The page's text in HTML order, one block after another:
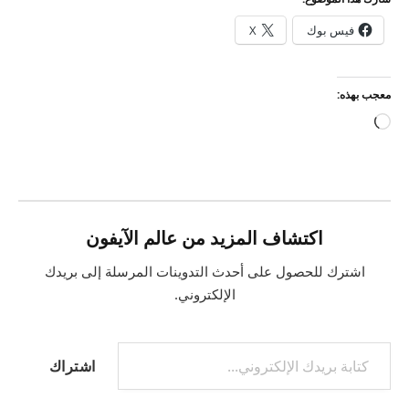
فيس بوك X
معجب بهذه:
جاري
اكتشاف المزيد من عالم الآيفون
اشترك للحصول على أحدث التدوينات المرسلة إلى بريدك
الإلكتروني.
كتابة بريدك الإلكتروني...
اشتراك